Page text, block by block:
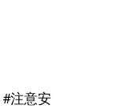
#注意安